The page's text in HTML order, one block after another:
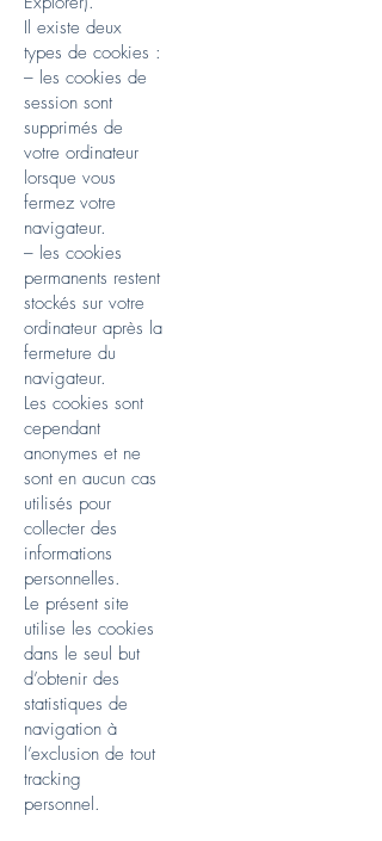
Il existe deux
types de cookies :
– les cookies de
session sont
supprimés de
votre ordinateur
lorsque vous
fermez votre
navigateur.
– les cookies
permanents restent
stockés sur votre
ordinateur après la
fermeture du
navigateur.
Les cookies sont
cependant
anonymes et ne
sont en aucun cas
utilisés pour
collecter des
informations
personnelles.
Le présent site
utilise les cookies
dans le seul but
d’obtenir des
statistiques de
navigation à
l’exclusion de tout
tracking
personnel.